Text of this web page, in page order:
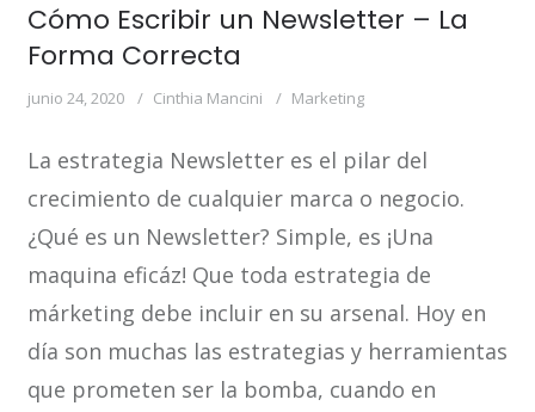
Cómo Escribir un Newsletter – La
Forma Correcta
junio 24, 2020 Cinthia Mancini Marketing
La estrategia Newsletter es el pilar del
crecimiento de cualquier marca o negocio.
¿Qué es un Newsletter? Simple, es ¡Una
maquina eficáz! Que toda estrategia de
márketing debe incluir en su arsenal. Hoy en
día son muchas las estrategias y herramientas
que prometen ser la bomba, cuando en